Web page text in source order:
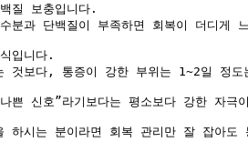
질 보충입니다.
분과 단백질이 부족하면 회복이 더디게
입니다.
것보다, 통증이 강한 부위는 1~2일 정
쁜 신호”라기보다는 평소보다 강한 자
하시는 분이라면 회복 관리만 잘 잡아도